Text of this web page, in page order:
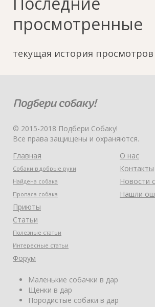
просмотренные
текущая история просмотров
© 2015-2018 Подбери Собаку!
Все права защищены и охраняются.
Главная
Собаки в добрые руки
Найдена собака
Пропала собака
Приюты
Статьи
Полезные статьи
Интересные статьи
Форум
О нас
Контакты
Новости
Нашли
Маленькие собачки в дар
Щенки в дар
Породистые собаки в дар